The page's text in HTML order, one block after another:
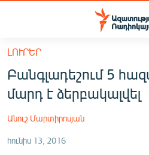
Մատչելիության
հիմնական
բովանդակությանը
Անցնել
հիմնական
մենյուին
ՀԱՅԱՍՏԱՆ
ՔԱՂԱՔԱԿԱՆ
ԸՆՏՐՈՒԹՅՈՒՆՆԵՐ 2026
ԻՐԱՎՈՒՆՔ
ԼՈՒՐԵՐ
Բանգլադեշում 5
մարդ է ձերբակալվել
Անուշ Մարտիրոսյան
հունիս 13, 2016